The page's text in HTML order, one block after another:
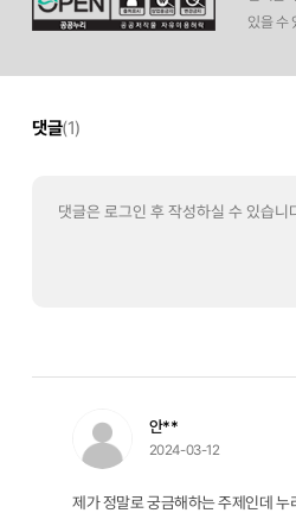
있을 수
댓글(1)
안**
2024-03-12
제가 정말로 궁금해하는 주제인데 누